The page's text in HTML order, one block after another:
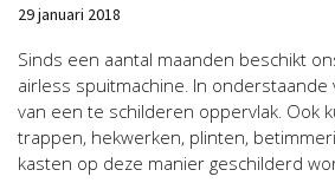
29 januari 2018
Sinds een aantal maanden beschikt
airless spuitmachine. In
van een te schilderen oppervlak. Ook
trappen, hekwerken, plinten,
kasten op deze manier geschilderd